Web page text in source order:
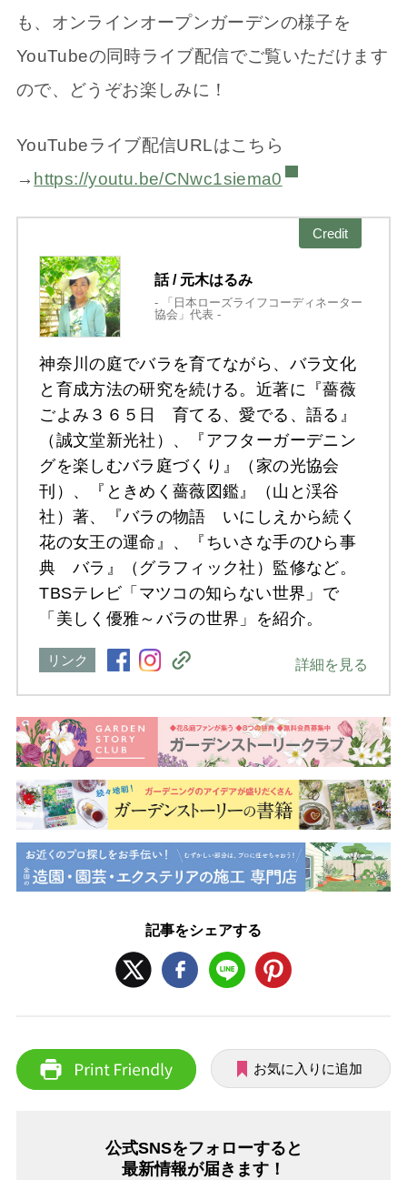
も、オンラインオープンガーデンの様子を
YouTubeの同時ライブ配信でご覧いただけます
ので、どうぞお楽しみに！
YouTubeライブ配信URLはこちら
→ https://youtu.be/CNwc1siema0
Credit
話 / 元木はるみ
- 「日本ローズライフコーディネーター
協会」代表 -
神奈川の庭でバラを育てながら、バラ文化
と育成方法の研究を続ける。近著に『薔薇
ごよみ３６５日 育てる、愛でる、語る』
（誠文堂新光社）、『アフターガーデニン
グを楽しむバラ庭づくり』（家の光協会
刊）、『ときめく薔薇図鑑』（山と渓谷
社）著、『バラの物語 いにしえから続く
花の女王の運命』、『ちいさな手のひら事
典 バラ』（グラフィック社）監修など。
TBSテレビ「マツコの知らない世界」で
「美しく優雅～バラの世界」を紹介。
リンク 詳細を見る
記事をシェアする
お気に入りに追加
公式SNSをフォローすると
最新情報が届きます！